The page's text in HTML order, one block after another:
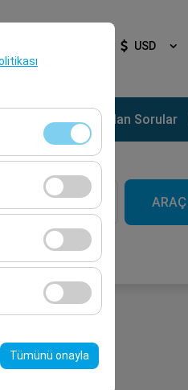
dışı
analiz
için kullanılır.
Tümünü onayla
USD
Sık Sorulan Sorular
09:00